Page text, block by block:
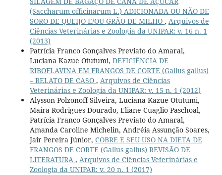
(Saccharum officinarum L.) ADICIONADA OU NÃO DE
SORO DE QUEIJO E/OU GRÃO DE MILHO , Arquivos de
Ciências Veterinárias e Zoologia da UNIPAR: v. 16 n. 1
(2013)
Patrícia Franco Gonçalves Previato do Amaral,
Luciana Kazue Otutumi, DEFICIÊNCIA DE
RIBOFLAVINA EM FRANGOS DE CORTE (Gallus gallus)
– RELATO DE CASO , Arquivos de Ciências
Veterinárias e Zoologia da UNIPAR: v. 15 n. 1 (2012)
Alysson Polzonoff Silveira, Luciana Kazue Otutumi,
Maíra Rodrigues Dourado, Eliane Cuaglio Paschoal,
Patrícia Franco Gonçalves Previato do Amaral,
Amanda Caroline Michelin, Andréia Assunção Soares,
Jair Pereira Júnior, COBRE E SEU USO NA DIETA DE
FRANGOS DE CORTE (Gallus gallus) REVISÃO DE
LITERATURA , Arquivos de Ciências Veterinárias e
Zoologia da UNIPAR: v. 20 n. 1 (2017)